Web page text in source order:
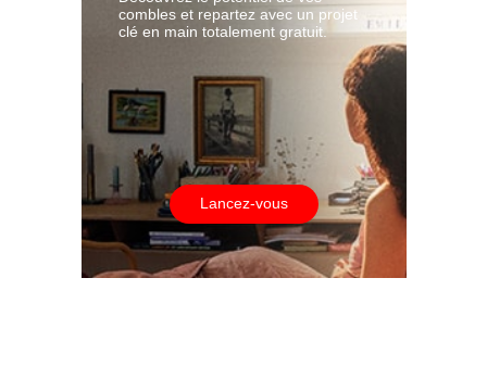
combles et repartez avec un projet
clé en main totalement gratuit.
Lancez-vous